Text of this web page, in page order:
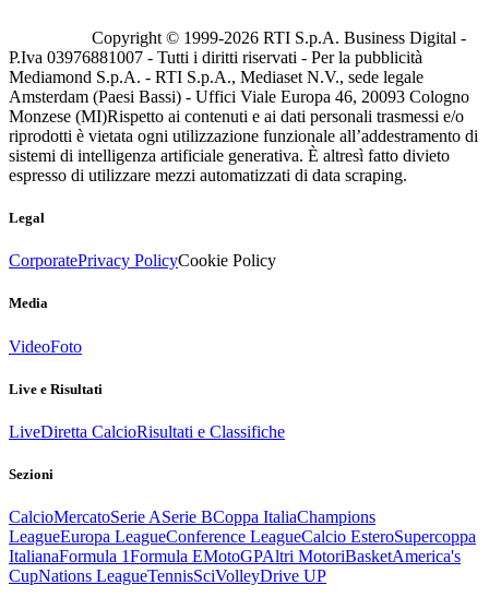
Copyright © 1999-2026 RTI S.p.A. Business Digital -
P.Iva 03976881007 - Tutti i diritti riservati - Per la pubblicità
Mediamond S.p.A. - RTI S.p.A., Mediaset N.V., sede legale
Amsterdam (Paesi Bassi) - Uffici Viale Europa 46, 20093 Cologno
Monzese (MI)Rispetto ai contenuti e ai dati personali trasmessi e/o
riprodotti è vietata ogni utilizzazione funzionale all’addestramento di
sistemi di intelligenza artificiale generativa. È altresì fatto divieto
espresso di utilizzare mezzi automatizzati di data scraping.
Legal
CorporatePrivacy PolicyCookie Policy
Media
VideoFoto
Live e Risultati
LiveDiretta CalcioRisultati e Classifiche
Sezioni
CalcioMercatoSerie ASerie BCoppa ItaliaChampions
LeagueEuropa LeagueConference LeagueCalcio EsteroSupercoppa
ItalianaFormula 1Formula EMotoGPAltri MotoriBasketAmerica's
CupNations LeagueTennisSciVolleyDrive UP